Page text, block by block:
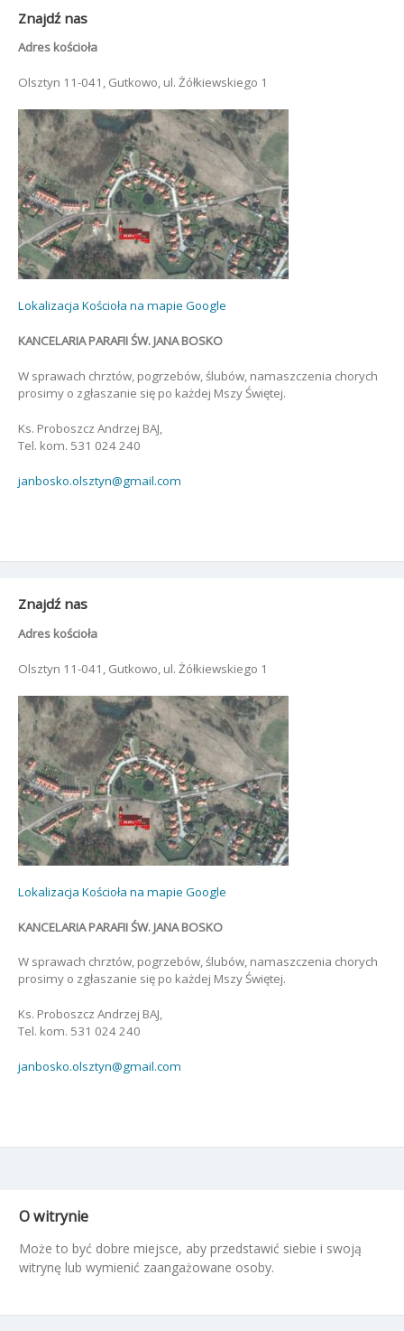
Znajdź nas
Adres kościoła
Olsztyn 11-041, Gutkowo, ul. Żółkiewskiego 1
Lokalizacja Kościoła na mapie Google
KANCELARIA PARAFII ŚW. JANA BOSKO
W sprawach chrztów, pogrzebów, ślubów, namaszczenia chorych
prosimy o zgłaszanie się po każdej Mszy Świętej.
Ks. Proboszcz Andrzej BAJ,
Tel. kom. 531 024 240
janbosko.olsztyn@gmail.com
Znajdź nas
Adres kościoła
Olsztyn 11-041, Gutkowo, ul. Żółkiewskiego 1
Lokalizacja Kościoła na mapie Google
KANCELARIA PARAFII ŚW. JANA BOSKO
W sprawach chrztów, pogrzebów, ślubów, namaszczenia chorych
prosimy o zgłaszanie się po każdej Mszy Świętej.
Ks. Proboszcz Andrzej BAJ,
Tel. kom. 531 024 240
janbosko.olsztyn@gmail.com
O witrynie
Może to być dobre miejsce, aby przedstawić siebie i swoją
witrynę lub wymienić zaangażowane osoby.